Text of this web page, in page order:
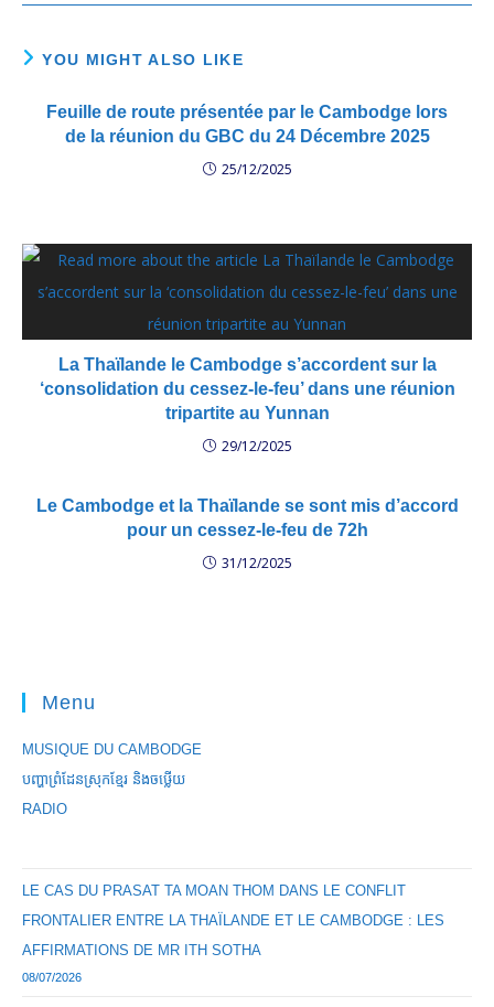
YOU MIGHT ALSO LIKE
Feuille de route présentée par le Cambodge lors
de la réunion du GBC du 24 Décembre 2025
25/12/2025
La Thaïlande le Cambodge s’accordent sur la
‘consolidation du cessez-le-feu’ dans une réunion
tripartite au Yunnan
29/12/2025
Le Cambodge et la Thaïlande se sont mis d’accord
pour un cessez-le-feu de 72h
31/12/2025
Menu
MUSIQUE DU CAMBODGE
បញ្ហាព្រំដែនស្រុកខ្មែរ និងចឞ្លើយ
RADIO
LE CAS DU PRASAT TA MOAN THOM DANS LE CONFLIT
FRONTALIER ENTRE LA THAÏLANDE ET LE CAMBODGE : LES
AFFIRMATIONS DE MR ITH SOTHA
08/07/2026